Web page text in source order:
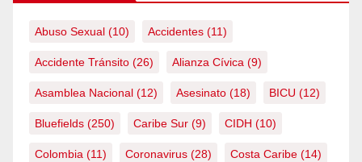
Abuso Sexual (10) Accidentes (11)
Accidente Tránsito (26) Alianza Cívica (9)
Asamblea Nacional (12) Asesinato (18) BICU (12)
Bluefields (250) Caribe Sur (9) CIDH (10)
Colombia (11) Coronavirus (28) Costa Caribe (14)